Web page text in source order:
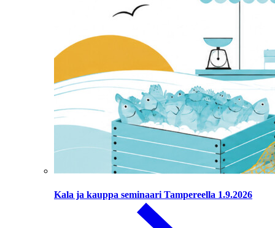
Kala ja kauppa seminaari Tampereella 1.9.2026